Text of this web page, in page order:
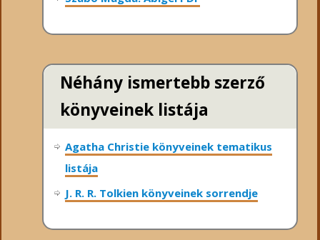
Néhány ismertebb szerző
könyveinek listája
Agatha Christie könyveinek tematikus
listája
J. R. R. Tolkien könyveinek sorrendje